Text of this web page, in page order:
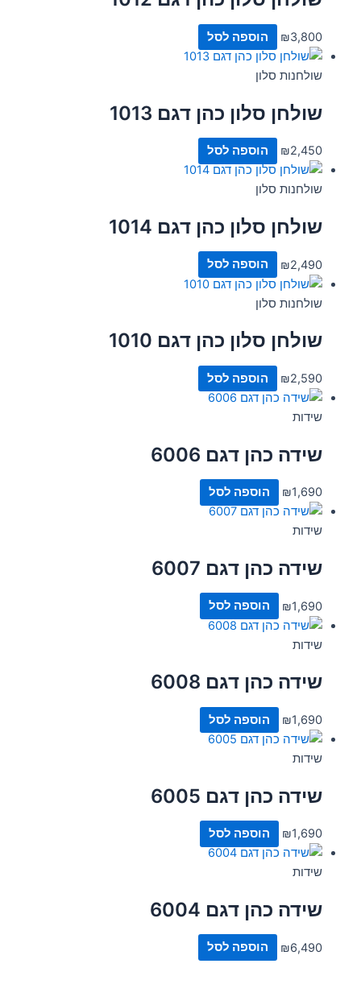
₪3,800 הוספה לסל
שולחנות סלון
שולחן סלון כהן דגם 1013
₪2,450 הוספה לסל
שולחנות סלון
שולחן סלון כהן דגם 1014
₪2,490 הוספה לסל
שולחנות סלון
שולחן סלון כהן דגם 1010
₪2,590 הוספה לסל
שידות
שידה כהן דגם 6006
₪1,690 הוספה לסל
שידות
שידה כהן דגם 6007
₪1,690 הוספה לסל
שידות
שידה כהן דגם 6008
₪1,690 הוספה לסל
שידות
שידה כהן דגם 6005
₪1,690 הוספה לסל
שידות
שידה כהן דגם 6004
₪6,490 הוספה לסל